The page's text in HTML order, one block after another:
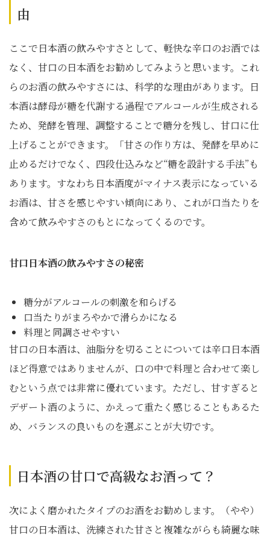
由
ここで日本酒の飲みやすさとして、軽快な辛口のお酒では
なく、甘口の日本酒をお勧めしてみようと思います。これ
らのお酒の飲みやすさには、科学的な理由があります。日
本酒は酵母が糖を代謝する過程でアルコールが生成される
ため、発酵を管理、調整することで糖分を残し、甘口に仕
上げることができます。「甘さの作り方は、発酵を早めに
止めるだけでなく、四段仕込みなど“糖を設計する手法”も
あります。すなわち日本酒度がマイナス表示になっている
お酒は、甘さを感じやすい傾向にあり、これが口当たりを
含めて飲みやすさのもとになってくるのです。
甘口日本酒の飲みやすさの秘密
糖分がアルコールの刺激を和らげる
口当たりがまろやかで滑らかになる
料理と同調させやすい
甘口の日本酒は、油脂分を切ることについては辛口日本酒
ほど得意ではありませんが、口の中で料理と合わせて楽し
むという点では非常に優れています。ただし、甘すぎると
デザート酒のように、かえって重たく感じることもあるた
め、バランスの良いものを選ぶことが大切です。
日本酒の甘口で高級なお酒って？
次によく磨かれたタイプのお酒をお勧めします。（やや）
甘口の日本酒は、洗練された甘さと複雑ながらも綺麗な味